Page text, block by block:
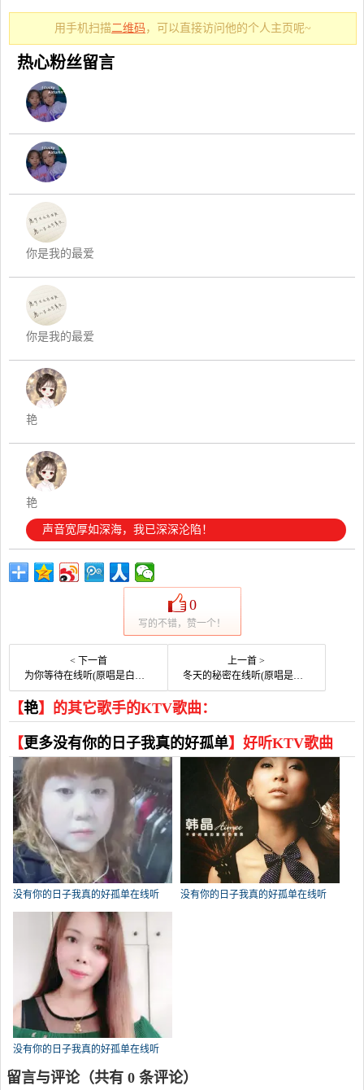
用手机扫描二维码 ，可以直接访问他的个人主页呢~
热心粉丝留言
你是我的最爱
你是我的最爱
艳
艳
声音宽厚如深海，我已深深沦陷！
0
写的不错，赞一个！
< 下一首
为你等待在线听(原唱是白玛多吉)，云×ia演唱点播:14次
上一首 >
冬天的秘密在线听(原唱是周传雄)，艳演唱点播:52次
【艳】的其它歌手的KTV歌曲：
【更多没有你的日子我真的好孤单】好听KTV歌曲
没有你的日子我真的好孤单在线听
(原唱是韩晶)，牵手人生（拒礼，花
花支持互动快乐）演唱点播:30445次
没有你的日子我真的好孤单在线听
没有你的日子我真的好孤单在线听
(原唱是韩晶)，芳华 丽人演唱点
留言与评论（共有 0 条评论）